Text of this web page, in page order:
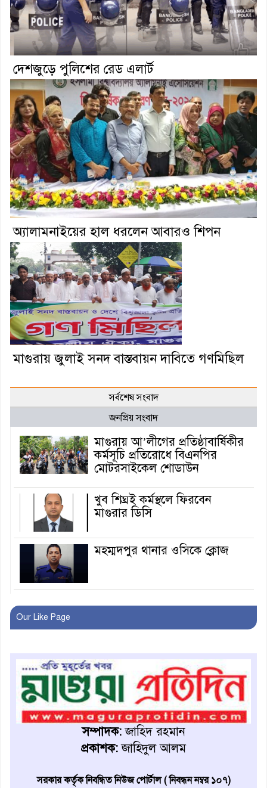
দেশজুড়ে পুলিশের রেড এলার্ট
অ্যালামনাইয়ের হাল ধরলেন আবারও শিপন
মাগুরায় জুলাই সনদ বাস্তবায়ন দাবিতে গণমিছিল
সর্বশেষ সংবাদ
জনপ্রিয় সংবাদ
মাগুরায় আ’লীগের প্রতিষ্ঠাবার্ষিকীর
কর্মসূচি প্রতিরোধে বিএনপির
মোটরসাইকেল শোডাউন
খুব শিঘ্রই কর্মস্থলে ফিরবেন
মাগুরার ডিসি
মহম্মদপুর থানার ওসিকে ক্লোজ
কোলে
শ্রীপুরে শ্লীলতাহানির অভিযোগে
বিক্ষোভ-সিসি ক্যামেরা ফুটেজ
যাচাইয়ের দাবি অভিযুক্ত শিক্ষকের
মাগুরার কথিত মাদক সম্রাট
আমিরুল গ্রেফতার
ভক্তদের বর্ণাঢ্য শোভাযাত্রা
Our Like Page
সম্পাদক:জাহিদ রহমান
প্রকাশক:জাহিদুল আলম
সরকার কর্তৃক নিবন্ধিত নিউজ পোর্টাল ( নিবন্ধন নম্বর ১০৭)